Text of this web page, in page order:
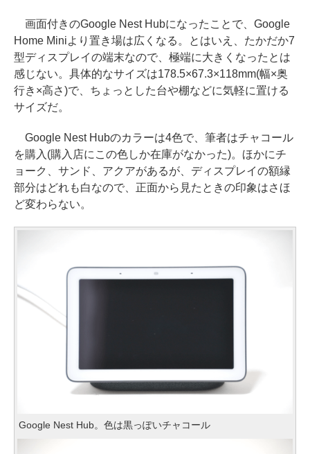
画面付きのGoogle Nest Hubになったことで、Google
Home Miniより置き場は広くなる。とはいえ、たかだか7
型ディスプレイの端末なので、極端に大きくなったとは
感じない。具体的なサイズは178.5×67.3×118mm(幅×奥
行き×高さ)で、ちょっとした台や棚などに気軽に置ける
サイズだ。
Google Nest Hubのカラーは4色で、筆者はチャコール
を購入(購入店にこの色しか在庫がなかった)。ほかにチ
ョーク、サンド、アクアがあるが、ディスプレイの額縁
部分はどれも白なので、正面から見たときの印象はさほ
ど変わらない。
Google Nest Hub。色は黒っぽいチャコール